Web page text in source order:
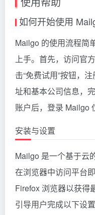
如何开始使用
Mailgo 的使用流程简
上手。首先，访问官
击“免费试用”按钮，
址和基本公司信息，
账户后，登录 Mailgo
安装与设置
Mailgo 是一个基于云
在浏览器中访问平台
Firefox 浏览器以获得
引导用户完成以下设置